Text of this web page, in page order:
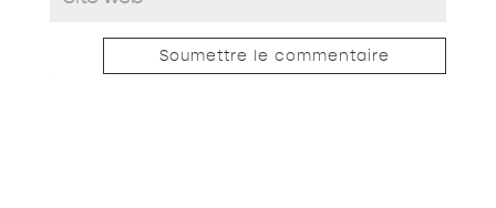
Soumettre le commentaire